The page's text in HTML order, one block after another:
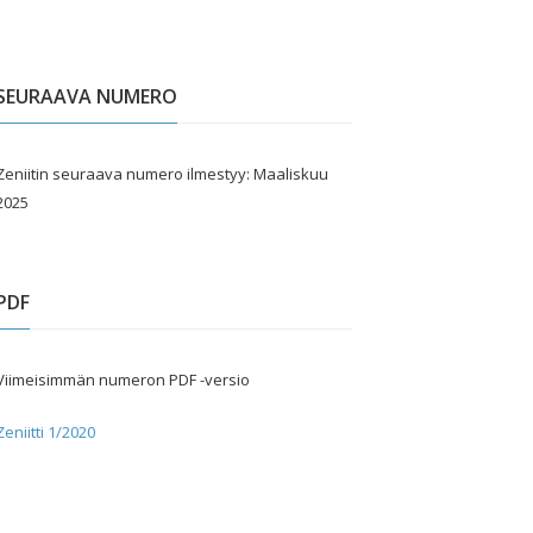
NUMERO
seuraava numero ilmestyy: Maaliskuu
numeron PDF -versio
1/2020